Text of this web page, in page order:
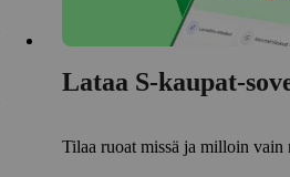
Lataa S-kaupat-
Tilaa ruoat missä ja milloin vain